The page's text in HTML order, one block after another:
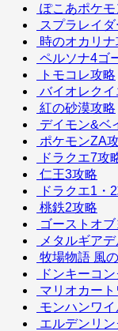
ぽこあポケモ
スプラレイ
時のオカリナ
ペルソナ4ゴ
トモコレ攻略
バイオレク
紅の砂漠攻略
デイモン&ベ
ポケモンZA
ドラクエ7攻
仁王3攻略
ドラクエ1・
桃鉄2攻略
ゴーストオ
メタルギア
牧場物語 風
ドンキーコ
マリオカー
モンハンワ
エルデンリ